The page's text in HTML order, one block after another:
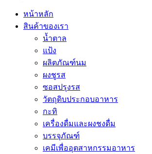
หน้าหลัก
สินค้าของเรา
น้ำตาล
แป้ง
ผลิตภัณฑ์นม
ผงชูรส
ซอสปรุงรส
วัตถุดิบประกอบอาหาร
กะทิ
เครื่องดื่มและผงชงดื่ม
บรรจุภัณฑ์
เคมีเพื่ออุตสาหกรรมอาหาร